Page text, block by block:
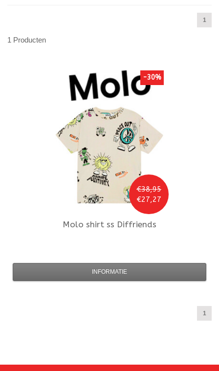
1
1 Producten
€38,95
€27,27
-30%
Molo shirt ss Diffriends
INFORMATIE
1